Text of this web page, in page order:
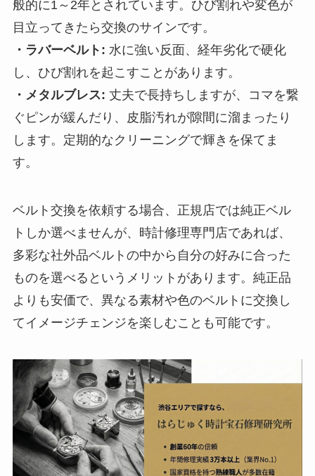
般的に1～2年とされています。ひび割れや変色が
目立ってきたら交換のサインです。
・ラバーベルト: 水に強い反面、経年劣化で硬化
し、ひび割れを起こすことがあります。
・メタルブレス: 丈夫で長持ちしますが、コマを繋
ぐピンが緩んだり、皮脂汚れが隙間に溜まったり
します。定期的なクリーニングで輝きを保てま
す。
ベルト交換を依頼する場合、正規店では純正ベル
トしか選べませんが、 時計修理専門店であれば、
多彩な社外品ベルトの中から自分の好みに合った
ものを選べる というメリットがあります。純正品
よりも安価で、異なる素材や色のベルトに交換し
てイメージチェンジを楽しむことも可能です。